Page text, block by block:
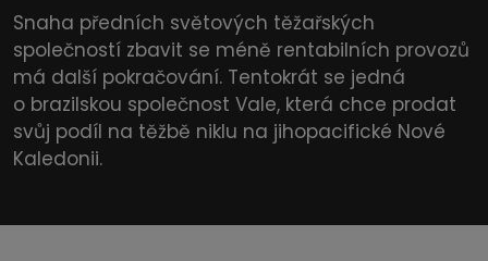
Snaha předních světových těžařských
společností zbavit se méně rentabilních provozů
má další pokračování. Tentokrát se jedná
o brazilskou společnost Vale, která chce prodat
svůj podíl na těžbě niklu na jihopacifické Nové
Kaledonii.